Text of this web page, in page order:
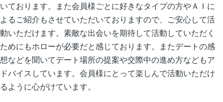
いております。また会員様ごとに好きなタイプの方やＡＩに
よるご紹介もさせていただいておりますので、ご安心して活
動いただけます。素敵な出会いを期待して活動していただく
ためにもホローが必要だと感じております。またデートの感
想などを聞いてデート場所の提案や交際中の進め方などもア
ドバイスしています。会員様にとって楽しんで活動いただけ
るように心がけています。